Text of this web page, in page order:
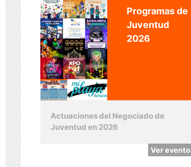
Programas de
Juventud
2026
Actuaciones del Negociado de
Juventud en 2026
Ver evento